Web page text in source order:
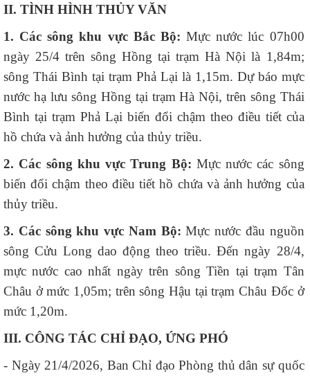
II. TÌNH HÌNH THỦY VĂN
1. Các sông khu vực Bắc Bộ: Mực nước lúc 07h00
ngày 25/4 trên sông Hồng tại trạm Hà Nội là 1,84m;
sông Thái Bình tại trạm Phả Lại là 1,15m. Dự báo mực
nước hạ lưu sông Hồng tại trạm Hà Nội, trên sông Thái
Bình tại trạm Phả Lại biến đổi chậm theo điều tiết của
hồ chứa và ảnh hưởng của thủy triều.
2. Các sông khu vực Trung Bộ: Mực nước các sông
biến đổi chậm theo điều tiết hồ chứa và ảnh hưởng của
thủy triều.
3. Các sông khu vực Nam Bộ: Mực nước đầu nguồn
sông Cửu Long dao động theo triều. Đến ngày 28/4,
mực nước cao nhất ngày trên sông Tiền tại trạm Tân
Châu ở mức 1,05m; trên sông Hậu tại trạm Châu Đốc ở
mức 1,20m.
III. CÔNG TÁC CHỈ ĐẠO, ỨNG PHÓ
- Ngày 21/4/2026, Ban Chỉ đạo Phòng thủ dân sự quốc